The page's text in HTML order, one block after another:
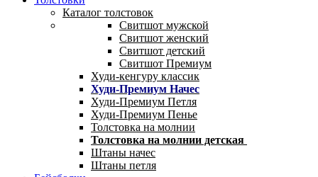
Каталог толстовок
Свитшот мужской
Свитшот женский
Свитшот детский
Свитшот Премиум
Худи-кенгуру классик
Худи-Премиум Начес
Худи-Премиум Петля
Худи-Премиум Пенье
Толстовка на молнии
Толстовка на молнии детская
Штаны начес
Штаны петля